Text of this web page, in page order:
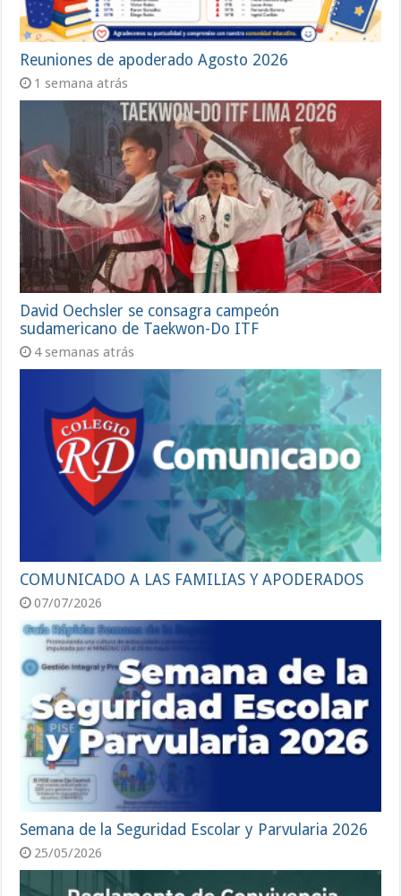
Reuniones de apoderado Agosto 2026
1 semana atrás
David Oechsler se consagra campeón
sudamericano de Taekwon-Do ITF
4 semanas atrás
COMUNICADO A LAS FAMILIAS Y APODERADOS
07/07/2026
Semana de la Seguridad Escolar y Parvularia 2026
25/05/2026